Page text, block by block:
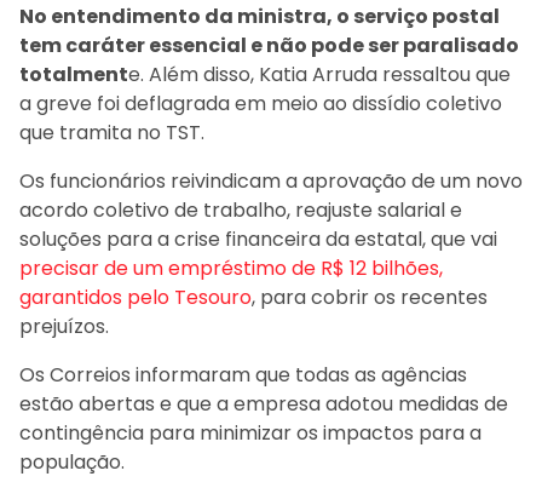
No entendimento da ministra, o serviço postal
tem caráter essencial e não pode ser paralisado
totalmente. Além disso, Katia Arruda ressaltou que
a greve foi deflagrada em meio ao dissídio coletivo
que tramita no TST.
Os funcionários reivindicam a aprovação de um novo
acordo coletivo de trabalho, reajuste salarial e
soluções para a crise financeira da estatal, que vai
precisar de um empréstimo de R$ 12 bilhões,
garantidos pelo Tesouro, para cobrir os recentes
prejuízos.
Os Correios informaram que todas as agências
estão abertas e que a empresa adotou medidas de
contingência para minimizar os impactos para a
população.